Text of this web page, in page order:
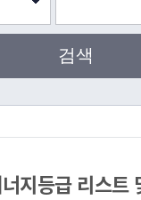
지등급 리스트